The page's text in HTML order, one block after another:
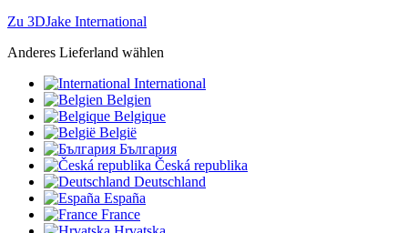
Zu 3DJake International
Anderes Lieferland wählen
International
Belgien
Belgique
België
България
Česká republika
Deutschland
España
France